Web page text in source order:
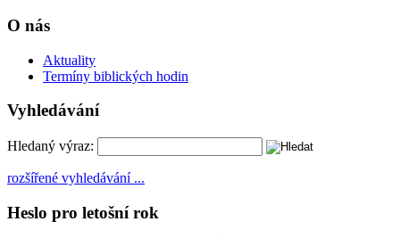
O nás
Aktuality
Termíny biblických hodin
Vyhledávání
Hledaný výraz:
rozšířené vyhledávání ...
Heslo pro letošní rok